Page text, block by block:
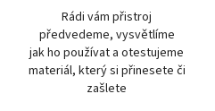
Rádi vám přistroj
předvedeme, vysvětlíme
jak ho používat a otestujeme
materiál, který si přinesete či
zašlete